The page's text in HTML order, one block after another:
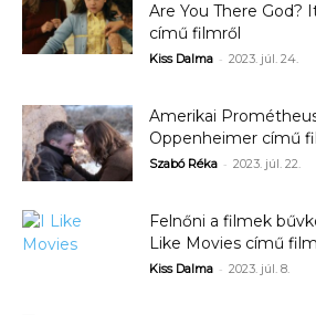
Are You There God?
című filmről
Kiss Dalma - 2023. júl. 24.
Amerikai
Oppenheimer című
Szabó Réka - 2023. júl. 22.
Felnőni a filmek
Like Movies című
Kiss Dalma - 2023. júl. 8.